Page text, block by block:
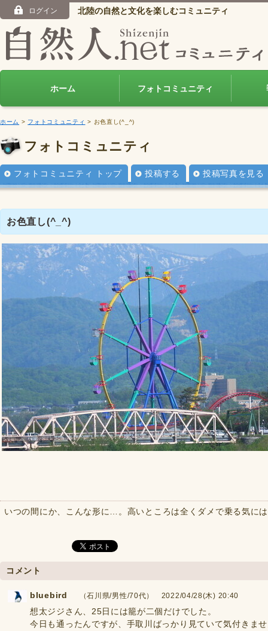
ログイン 北陸の自然と文化を楽しむコミュニティ
ホーム フォトコミュニティ
ホーム > フォトコミュニティ > お色直し(^_^)
フォトコミュニティ
フォトコミュニティ トップ 投稿する 投稿写真を見る
お色直し(^_^)
いつの間にか、こんな形に…。高いところは全くダメで乗る気に
コメント
bluebird （石川県/男性/70代） 2022/04/28(木) 20:40
想太ジジさん、25日には籠が二個だけでした。
今日も通ったんですが、手取川ばっかり見ていて気付きま